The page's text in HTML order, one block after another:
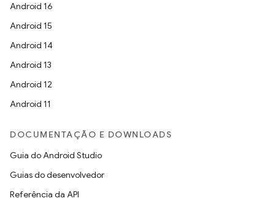
Android 16
Android 15
Android 14
Android 13
Android 12
Android 11
DOCUMENTAÇÃO E DOWNLOADS
Guia do Android Studio
Guias do desenvolvedor
Referência da API